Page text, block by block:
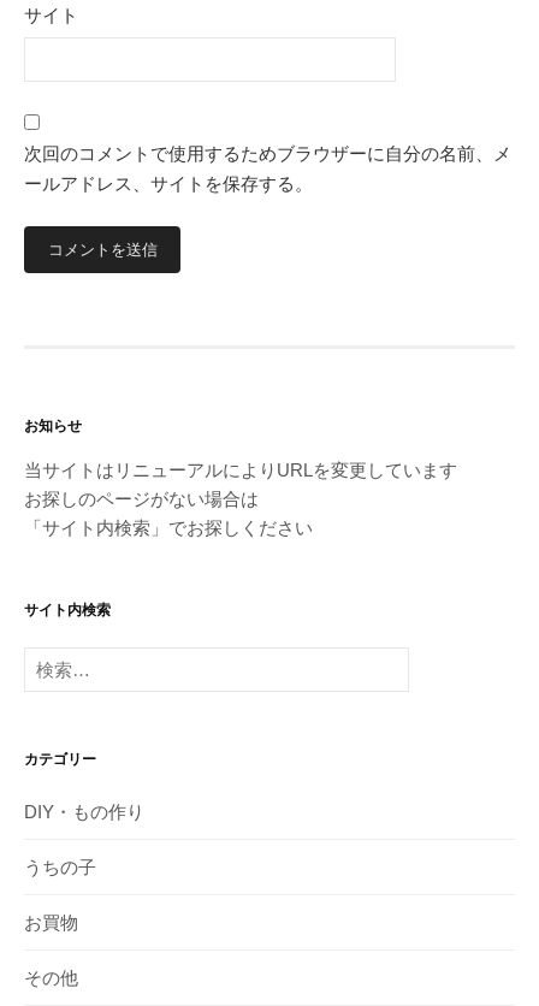
サイト
次回のコメントで使用するためブラウザーに自分の名前、メ
ールアドレス、サイトを保存する。
お知らせ
当サイトはリニューアルによりURLを変更しています
お探しのページがない場合は
「サイト内検索」でお探しください
サイト内検索
検
索:
カテゴリー
DIY・もの作り
うちの子
お買物
その他